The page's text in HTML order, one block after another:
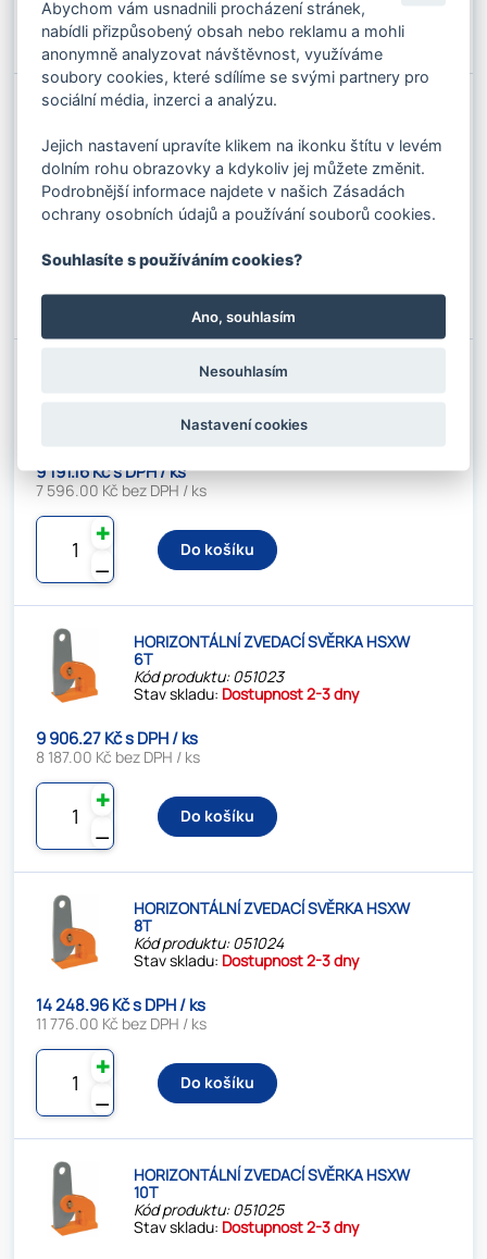
⚊
Do košíku
HORIZONTÁLNÍ ZVEDACÍ SVĚRKA HSXW
Kód produktu: 051021
Stav skladu: Dostupnost 2-3 dny
8 045.29 Kč s DPH / ks
6 649.00 Kč bez DPH / ks
⚊
✚
HORIZONTÁLNÍ ZVEDACÍ SVĚRKA HSXW
Stav skladu:Dostupnost 2-3 dny
9 191.16 Kč s DPH / ks
7 596.00 Kč bez DPH / ks
⚊
✚
Do košíku
HORIZONTÁLNÍ ZVEDACÍ SVĚRKA HSXW
6T
Kód produktu: 051023
Stav skladu: Dostupnost 2-3 dny
9 906.27 Kč s DPH / ks
8 187.00 Kč bez DPH / ks
⚊
✚
Do košíku
HORIZONTÁLNÍ ZVEDACÍ SVĚRKA HSXW
8T
Kód produktu: 051024
Stav skladu: Dostupnost 2-3 dny
14 248.96 Kč s DPH / ks
11 776.00 Kč bez DPH / ks
⚊
✚
Do košíku
HORIZONTÁLNÍ ZVEDACÍ SVĚRKA HSXW
10T
Kód produktu: 051025
Stav skladu: Dostupnost 2-3 dny
Abychom vám usnadnili procházení stránek,
nabídli přizpůsobený obsah nebo reklamu a mohli
anonymně analyzovat návštěvnost, využíváme
soubory cookies, které sdílíme se svými partnery pro
sociální média, inzerci a analýzu.
Jejich nastavení upravíte klikem na ikonku štítu v levém
dolním rohu obrazovky a kdykoliv jej můžete změnit.
Podrobnější informace najdete v našich Zásadách
ochrany osobních údajů a používání souborů cookies.
Souhlasíte s používáním cookies?
Ano, souhlasím
Nesouhlasím
Nastavení cookies